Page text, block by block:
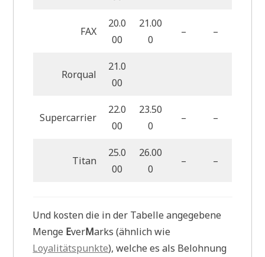
FAX
20.0
00
21.00
0
– –
Rorqual
21.0
00
Supercarrier
22.0
00
23.50
0
– –
Titan
25.0
00
26.00
0
– –
Und kosten die in der Tabelle angegebene
Menge EverMarks (ähnlich wie
Loyalitätspunkte), welche es als Belohnung